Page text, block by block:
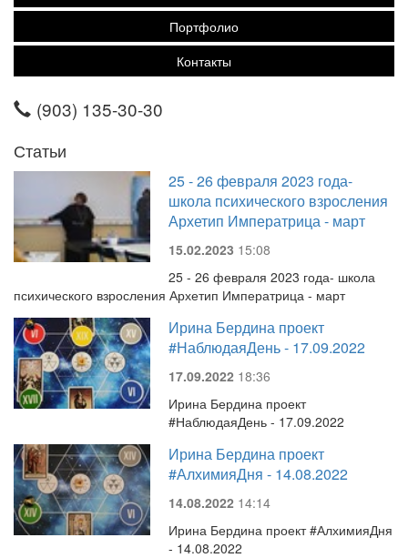
Портфолио
Контакты
(903) 135-30-30
Статьи
25 - 26 февраля 2023 года-
школа психического взросления
Архетип Императрица - март
15.02.2023 15:08
25 - 26 февраля 2023 года- школа
психического взросления Архетип Императрица - март
Ирина Бердина проект
#НаблюдаяДень - 17.09.2022
17.09.2022 18:36
Ирина Бердина проект
#НаблюдаяДень - 17.09.2022
Ирина Бердина проект
#АлхимияДня - 14.08.2022
14.08.2022 14:14
Ирина Бердина проект #АлхимияДня
- 14.08.2022